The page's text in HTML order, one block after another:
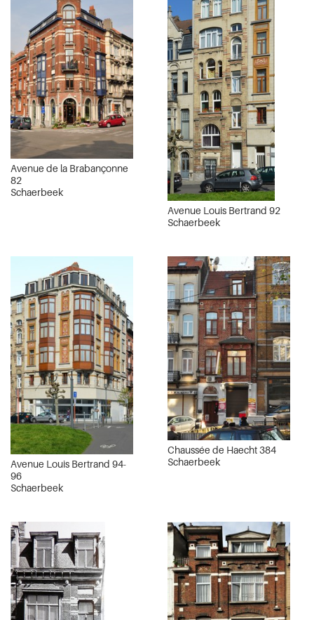
Avenue de la Brabançonne
82
Schaerbeek
Avenue Louis Bertrand 92
Schaerbeek
Avenue Louis Bertrand 94-
96
Schaerbeek
Chaussée de Haecht 384
Schaerbeek